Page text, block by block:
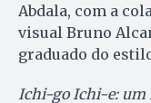
Abdala, com a
visual Bruno
graduado do
Ichi-go Ichi-e: um